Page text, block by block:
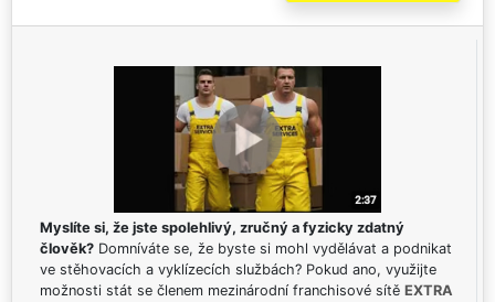
Myslíte si, že jste spolehlivý, zručný a fyzicky zdatný
člověk? Domníváte se, že byste si mohl vydělávat a podnikat
ve stěhovacích a vyklízecích službách? Pokud ano, využijte
možnosti stát se členem mezinárodní franchisové sítě EXTRA